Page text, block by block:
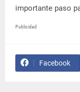
importante paso
Publicidad
Facebook